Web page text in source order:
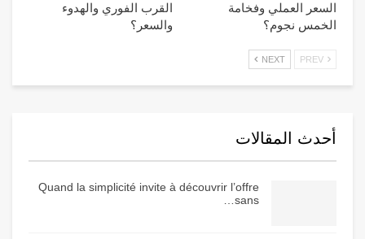
السعر العملي وفخامة
الخمس نجوم؟
القرب الفوري والهدوء
والسعر؟
NEXT
أحدث المقالات
Quand la simplicité invite à découvrir l’offre
sans…